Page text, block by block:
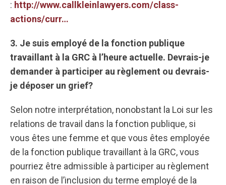
: http://www.callkleinlawyers.com/class-
actions/curr…
3. Je suis employé de la fonction publique
travaillant à la GRC à l’heure actuelle. Devrais-je
demander à participer au règlement ou devrais-
je déposer un grief?
Selon notre interprétation, nonobstant la Loi sur les
relations de travail dans la fonction publique, si
vous êtes une femme et que vous êtes employée
de la fonction publique travaillant à la GRC, vous
pourriez être admissible à participer au règlement
en raison de l’inclusion du terme employé de la